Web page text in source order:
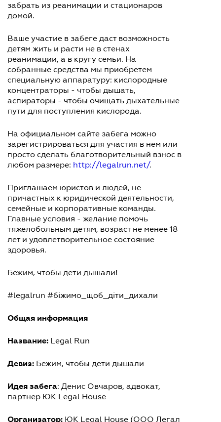
забрать из реанимации и стационаров
домой.
Ваше участие в забеге даст возможность
детям жить и расти не в стенах
реанимации, а в кругу семьи. На
собранные средства мы приобретем
специальную аппаратуру: кислородные
концентраторы - чтобы дышать,
аспираторы - чтобы очищать дыхательные
пути для поступления кислорода.
На официальном сайте забега можно
зарегистрироваться для участия в нем или
просто сделать благотворительный взнос в
любом размере: http://legalrun.net/.
Приглашаем юристов и людей, не
причастных к юридической деятельности,
семейные и корпоративные команды.
Главные условия - желание помочь
тяжелобольным детям, возраст не менее 18
лет и удовлетворительное состояние
здоровья.
Бежим, чтобы дети дышали!
#legalrun #біжимо_щоб_діти_дихали
Общая информация
Название: Legal Run
Девиз: Бежим, чтобы дети дышали
Идея забега: Денис Овчаров, адвокат,
партнер ЮК Legal House
Организатор: ЮК Legal House (ООО Легал